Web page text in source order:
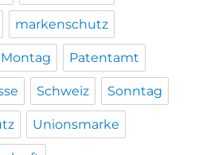
markenschutz
Montag Patentamt
Schweiz Sonntag
Unionsmarke